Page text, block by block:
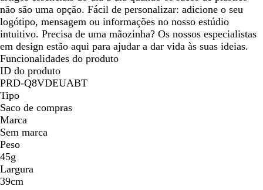
não são uma opção. Fácil de personalizar: adicione o seu
logótipo, mensagem ou informações no nosso estúdio
intuitivo. Precisa de uma mãozinha? Os nossos especialistas
em design estão aqui para ajudar a dar vida às suas ideias.
Funcionalidades do produto
ID do produto
PRD-Q8VDEUABT
Tipo
Saco de compras
Marca
Sem marca
Peso
45g
Largura
39cm